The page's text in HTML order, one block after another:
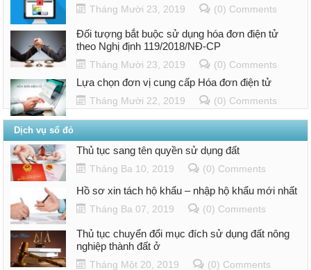
Tháng Mười 23, 2019 (0) Comments
Đối tượng bắt buộc sử dụng hóa đơn điện tử
theo Nghị định 119/2018/NĐ-CP
Tháng Mười 23, 2019 (0) Comments
Lựa chọn đơn vị cung cấp Hóa đơn điện tử
Tháng Mười 22, 2019 (0) Comments
Dịch vụ sổ đỏ
Thủ tục sang tên quyền sử dụng đất
Tháng Ba 10, 2019 (0) Comments
Hồ sơ xin tách hộ khẩu – nhập hộ khẩu mới nhất
Tháng Ba 07, 2019 (0) Comments
Thủ tục chuyển đổi mục đích sử dụng đất nông
nghiệp thành đất ở
Tháng Một 20, 2019 (0) Comments